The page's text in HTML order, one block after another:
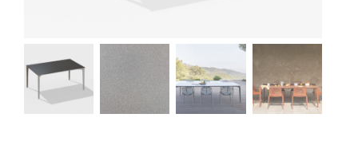
Deck Chairs + voetbanken